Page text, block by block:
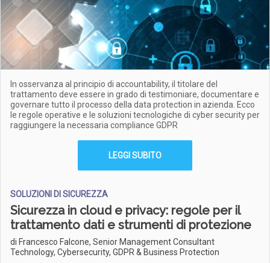
In osservanza al principio di accountability, il titolare del
trattamento deve essere in grado di testimoniare, documentare e
governare tutto il processo della data protection in azienda. Ecco
le regole operative e le soluzioni tecnologiche di cyber security per
raggiungere la necessaria compliance GDPR
LEGGI SUBITO
SOLUZIONI DI SICUREZZA
Sicurezza in cloud e privacy: regole per il
trattamento dati e strumenti di protezione
di Francesco Falcone, Senior Management Consultant
Technology, Cybersecurity, GDPR & Business Protection